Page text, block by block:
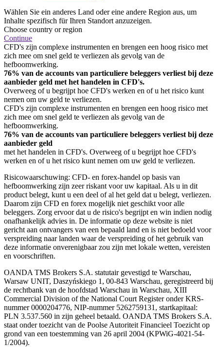
Wählen Sie ein anderes Land oder eine andere Region aus, um
Inhalte spezifisch für Ihren Standort anzuzeigen.
Choose country or region
Continue
CFD's zijn complexe instrumenten en brengen een hoog risico met
zich mee om snel geld te verliezen als gevolg van de
hefboomwerking.
76% van de accounts van particuliere beleggers verliest bij deze
aanbieder geld met het handelen in CFD's.
Overweeg of u begrijpt hoe CFD's werken en of u het risico kunt
nemen om uw geld te verliezen.
CFD's zijn complexe instrumenten en brengen een hoog risico met
zich mee om snel geld te verliezen als gevolg van de
hefboomwerking.
76% van de accounts van particuliere beleggers verliest bij deze
aanbieder geld
met het handelen in CFD's. Overweeg of u begrijpt hoe CFD's
werken en of u het risico kunt nemen om uw geld te verliezen.
Risicowaarschuwing: CFD- en forex-handel op basis van
hefboomwerking zijn zeer riskant voor uw kapitaal. Als u in dit
product belegt, kunt u een deel of al het geld dat u belegt, verliezen.
Daarom zijn CFD en forex mogelijk niet geschikt voor alle
beleggers. Zorg ervoor dat u de risico's begrijpt en win indien nodig
onafhankelijk advies in. De informatie op deze website is niet
gericht aan ontvangers van een bepaald land en is niet bedoeld voor
verspreiding naar landen waar de verspreiding of het gebruik van
deze informatie onverenigbaar zou zijn met lokale wetten, vereisten
en voorschriften.
OANDA TMS Brokers S.A. statutair gevestigd te Warschau,
Warsaw UNIT, Daszyńskiego 1, 00-843 Warschau, geregistreerd bij
de rechtbank van de hoofdstad Warschau in Warschau, XIII
Commercial Division of the National Court Register onder KRS-
nummer 0000204776, NIP-nummer 5262759131, startkapitaal:
PLN 3.537.560 in zijn geheel betaald. OANDA TMS Brokers S.A.
staat onder toezicht van de Poolse Autoriteit Financieel Toezicht op
grond van een toestemming van 26 april 2004 (KPWiG-4021-54-
1/2004).